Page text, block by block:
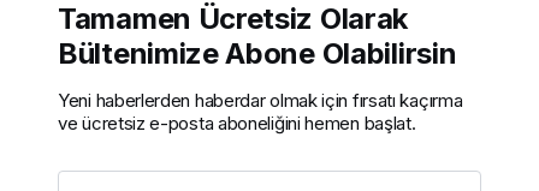
Tamamen Ücretsiz Olarak
Bültenimize Abone Olabilirsin
Yeni haberlerden haberdar olmak için fırsatı kaçırma
ve ücretsiz e-posta aboneliğini hemen başlat.